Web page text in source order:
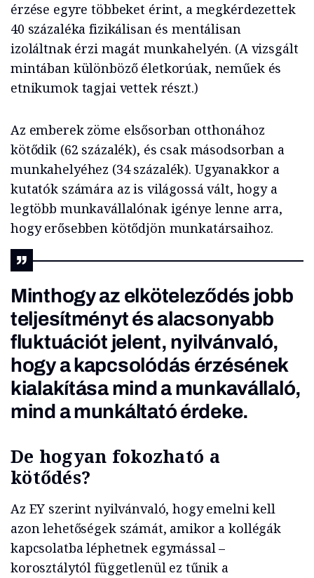
érzése egyre többeket érint, a megkérdezettek
40 százaléka fizikálisan és mentálisan
izoláltnak érzi magát munkahelyén. (A vizsgált
mintában különböző életkorúak, neműek és
etnikumok tagjai vettek részt.)
Az emberek zöme elsősorban otthonához
kötődik (62 százalék), és csak másodsorban a
munkahelyéhez (34 százalék). Ugyanakkor a
kutatók számára az is világossá vált, hogy a
legtöbb munkavállalónak igénye lenne arra,
hogy erősebben kötődjön munkatársaihoz.
Minthogy az elköteleződés jobb
teljesítményt és alacsonyabb
fluktuációt jelent, nyilvánvaló,
hogy a kapcsolódás érzésének
kialakítása mind a munkavállaló,
mind a munkáltató érdeke.
De hogyan fokozható a
kötődés?
Az EY szerint nyilvánvaló, hogy emelni kell
azon lehetőségek számát, amikor a kollégák
kapcsolatba léphetnek egymással –
korosztálytól függetlenül ez tűnik a